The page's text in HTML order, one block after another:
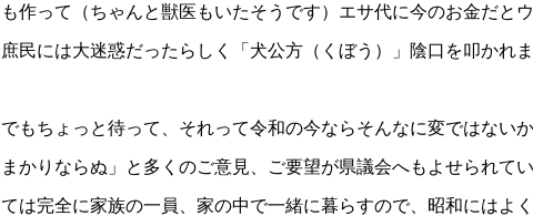
も作って（ちゃんと獣医もいたそうです）エサ代に今のお金だと
庶民には大迷惑だったらしく「犬公方（くぼう）」陰口を叩かれま
でもちょっと待って、それって令和の今ならそんなに変ではない
まかりならぬ」と多くのご意見、ご要望が県議会へもよせられて
ては完全に家族の一員、家の中で一緒に暮らすので、昭和にはよ